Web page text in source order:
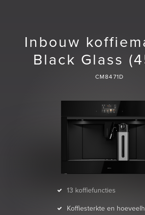
Inbouw
Black Glass
CM8471D
13 koffiefuncties
Koffiesterkte en